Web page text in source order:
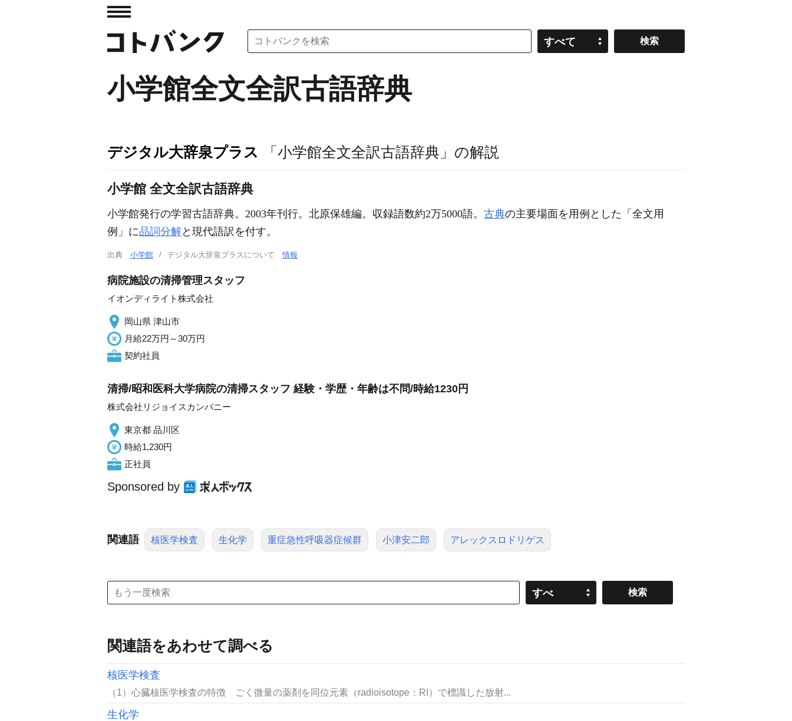
すべて
小学館全文全訳古語辞典
デジタル大辞泉プラス 「小学館全文全訳古語辞典」の解説
小学館 全文全訳古語辞典
小学館発行の学習古語辞典。2003年刊行。北原保雄編。収録語数約2万5000語。 古典の主要場面を用例とした「全文用
例」に品詞分解と現代語訳を付す。
出典 小学館 デジタル大辞泉プラスについて情報
病院施設の清掃管理スタッフ
イオンディライト株式会社
岡山県 津山市
月給22万円～30万円
契約社員
清掃/昭和医科大学病院の清掃スタッフ 経験・学歴・年齢は不問/時給1230円
株式会社リジョイスカンパニー
東京都 品川区
時給1,230円
正社員
Sponsored by
関連語 核医学検査 生化学 重症急性呼吸器症候群 小津安二郎 アレックスロドリゲス
すべ
関連語をあわせて調べる
核医学検査
（1）心臓核医学検査の特徴 ごく微量の薬剤を同位元素（radioisotope：RI）で標識した放射...
生化学